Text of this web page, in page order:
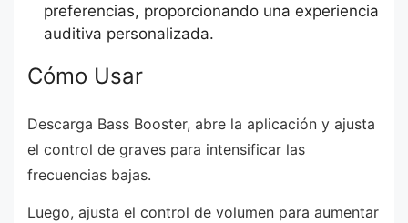
preferencias, proporcionando una experiencia
auditiva personalizada.
Cómo Usar
Descarga Bass Booster, abre la aplicación y ajusta
el control de graves para intensificar las
frecuencias bajas.
Luego, ajusta el control de volumen para aumentar